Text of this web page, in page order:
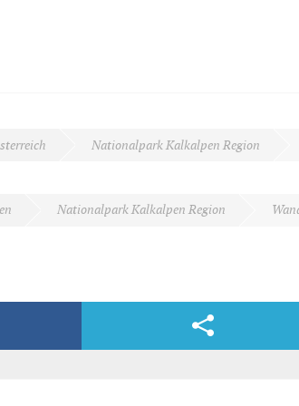
Nationalpark Kalkalpen Region
Nationalpark Kalkalpen Region